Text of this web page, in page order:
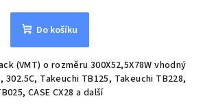
Do košíku
(VMT) o rozměru 300X52,5X78W vhodný
302.5C, Takeuchi TB125, Takeuchi TB228,
CASE CX28 a další